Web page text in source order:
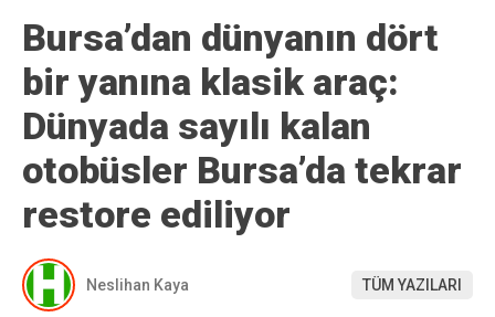
Bursa’dan dünyanın dört
bir yanına klasik araç:
Dünyada sayılı kalan
otobüsler Bursa’da tekrar
restore ediliyor
Neslihan Kaya TÜM YAZILARI